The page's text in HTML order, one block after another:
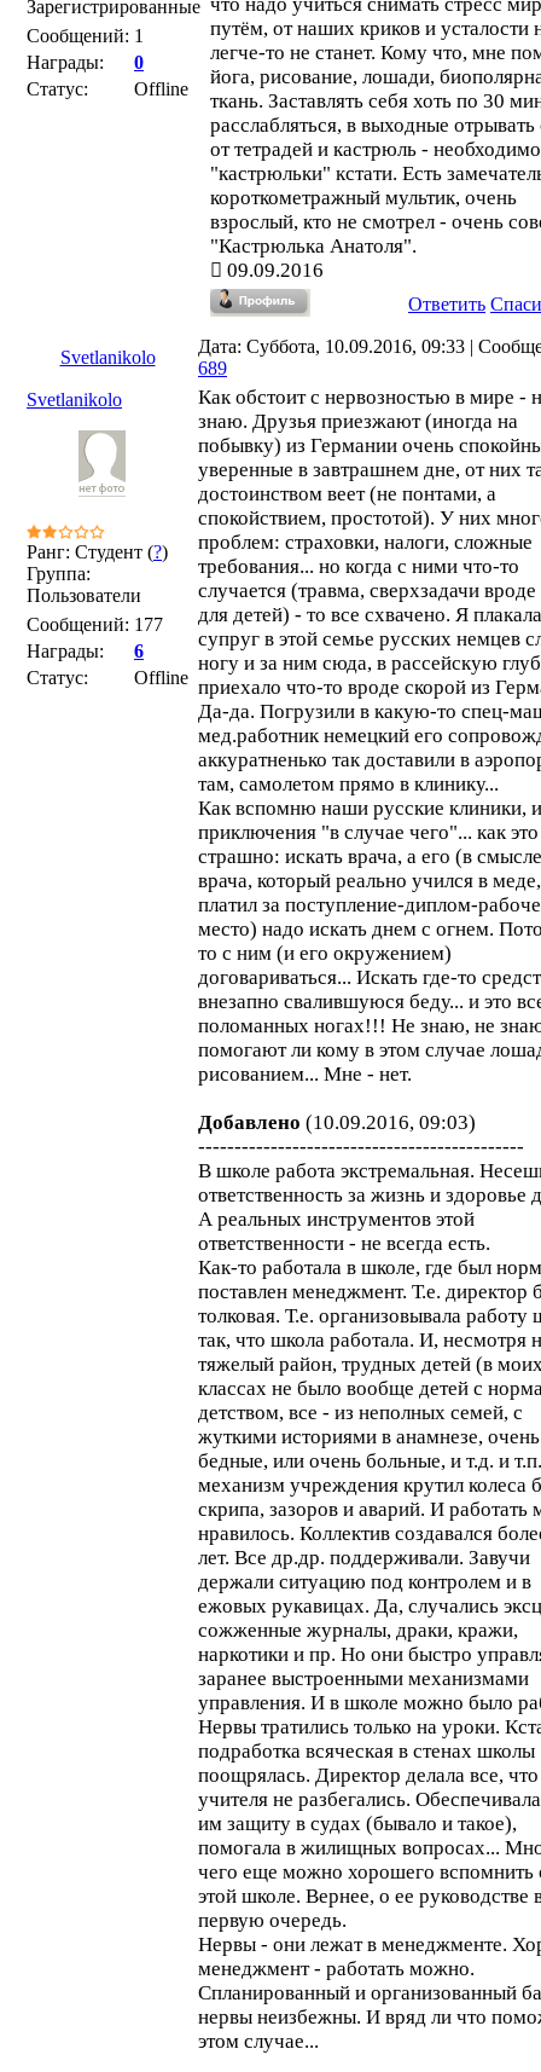
Зарегистрированные
Сообщений: 1
Награды:
0
Статус:
Offline
путём, от наших криков и усталости
легче-то не станет. Кому что, мне
йога, рисование, лошади,
ткань. Заставлять себя хоть по 30
расслабляться, в выходные отрывать
от тетрадей и кастрюль -
"кастрюльки" кстати. Есть
короткометражный мультик, очень
взрослый, кто не смотрел - очень
"Кастрюлька Анатоля".
09.09.2016
Ответить
Svetlanikolo
Дата: Суббота, 10.09.2016, 09:33 |
689
Svetlanikolo
Ранг: Студент (?)
Группа:
Пользователи
Сообщений: 177
Награды:
6
Статус:
Offline
Как обстоит с нервозностью в мире -
знаю. Друзья приезжают (иногда на
побывку) из Германии очень
уверенные в завтрашнем дне, от них
достоинством веет (не понтами, а
спокойствием, простотой). У них
проблем: страховки, налоги, сложные
требования... но когда с ними что-то
случается (травма, сверхзадачи
для детей) - то все схвачено. Я
супруг в этой семье русских немцев
ногу и за ним сюда, в рассейскую
приехало что-то вроде скорой из
Да-да. Погрузили в какую-то спец-
мед.работник немецкий его
аккуратненько так доставили в
там, самолетом прямо в клинику...
Как вспомню наши русские клиники, и
приключения "в случае чего"... как это
страшно: искать врача, а его (в
врача, который реально учился в
платил за поступление-диплом-
место) надо искать днем с огнем.
то с ним (и его окружением)
договариваться... Искать где-то
внезапно свалившуюся беду... и это
поломанных ногах!!! Не знаю, не
помогают ли кому в этом случае
рисованием... Мне - нет.
Добавлено (10.09.2016, 09:03)
---------------------------------------------
В школе работа экстремальная.
ответственность за жизнь и здоровье
А реальных инструментов этой
ответственности - не всегда есть.
Как-то работала в школе, где был
поставлен менеджмент. Т.е. директор
толковая. Т.е. организовывала работу
так, что школа работала. И, несмотря
тяжелый район, трудных детей (в
классах не было вообще детей с
детством, все - из неполных семей, с
жуткими историями в анамнезе, очень
бедные, или очень больные, и т.д. и
механизм учреждения крутил колеса
скрипа, зазоров и аварий. И работать
нравилось. Коллектив создавался
лет. Все др.др. поддерживали. Завучи
держали ситуацию под контролем и в
ежовых рукавицах. Да, случались
сожженные журналы, драки, кражи,
наркотики и пр. Но они быстро
заранее выстроенными механизмами
управления. И в школе можно было
Нервы тратились только на уроки.
подработка всяческая в стенах школы
поощрялась. Директор делала все,
учителя не разбегались.
им защиту в судах (бывало и такое),
помогала в жилищных вопросах...
чего еще можно хорошего вспомнить
этой школе. Вернее, о ее руководстве
первую очередь.
Нервы - они лежат в менеджменте.
менеджмент - работать можно.
Спланированный и организованный
нервы неизбежны. И вряд ли что
этом случае...